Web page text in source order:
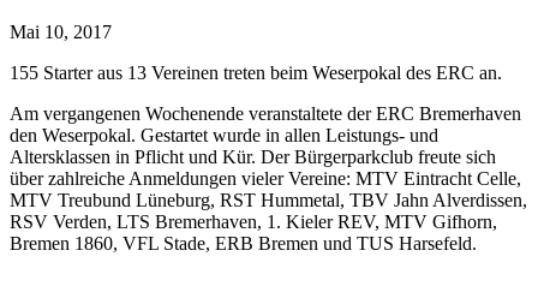
Mai 10, 2017
155 Starter aus 13 Vereinen treten beim Weserpokal des ERC an.
Am vergangenen Wochenende veranstaltete der ERC Bremerhaven
den Weserpokal. Gestartet wurde in allen Leistungs- und
Altersklassen in Pflicht und Kür. Der Bürgerparkclub freute sich
über zahlreiche Anmeldungen vieler Vereine: MTV Eintracht Celle,
MTV Treubund Lüneburg, RST Hummetal, TBV Jahn Alverdissen,
RSV Verden, LTS Bremerhaven, 1. Kieler REV, MTV Gifhorn,
Bremen 1860, VFL Stade, ERB Bremen und TUS Harsefeld.